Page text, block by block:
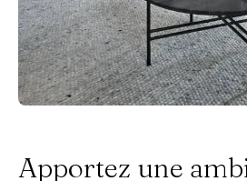
Apportez une